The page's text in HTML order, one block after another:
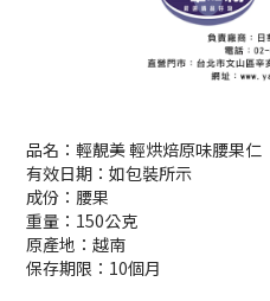
品名：輕靚美 輕烘焙原味腰果仁
有效日期：如包裝所示
成份：腰果
重量：150公克
原產地：越南
保存期限：10個月